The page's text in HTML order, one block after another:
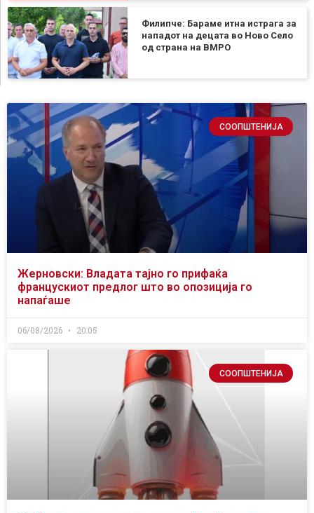
Филипче: Бараме итна истрага за
нападот на децата во Ново Село
од страна на ВМРО
СООПШТЕНИЈА
Жерновски: Владата тајно го прифаќа
францускиот предлог што во опозиција го
напаѓаше
06/08/2026 20:05
СООПШТЕНИЈА